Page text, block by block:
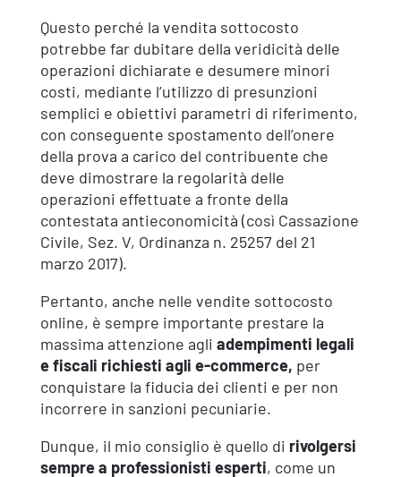
Questo perché la vendita sottocosto
potrebbe far dubitare della veridicità delle
operazioni dichiarate e desumere minori
costi, mediante l’utilizzo di presunzioni
semplici e obiettivi parametri di riferimento,
con conseguente spostamento dell’onere
della prova a carico del contribuente che
deve dimostrare la regolarità delle
operazioni effettuate a fronte della
contestata antieconomicità (così Cassazione
Civile, Sez. V, Ordinanza n. 25257 del 21
marzo 2017).
Pertanto, anche nelle vendite sottocosto
online, è sempre importante prestare la
massima attenzione agli adempimenti legali
e fiscali richiesti agli e-commerce, per
conquistare la fiducia dei clienti e per non
incorrere in sanzioni pecuniarie.
Dunque, il mio consiglio è quello di rivolgersi
sempre a professionisti esperti, come un